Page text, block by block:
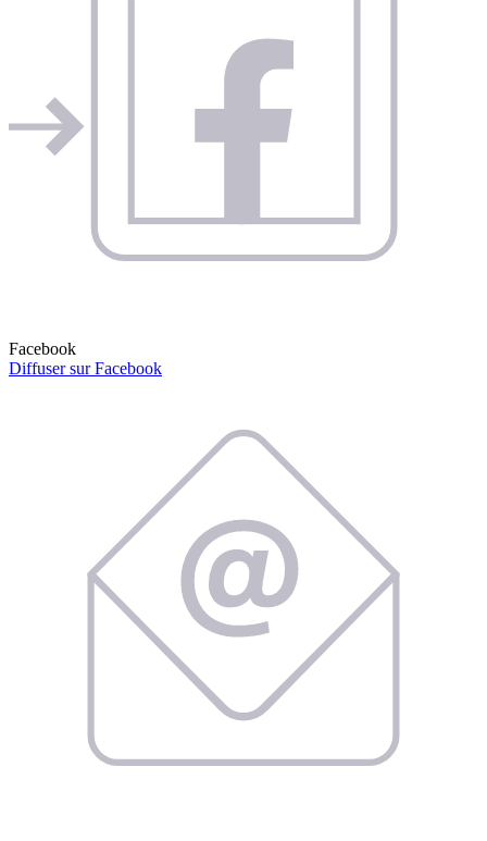
Facebook
Diffuser sur Facebook